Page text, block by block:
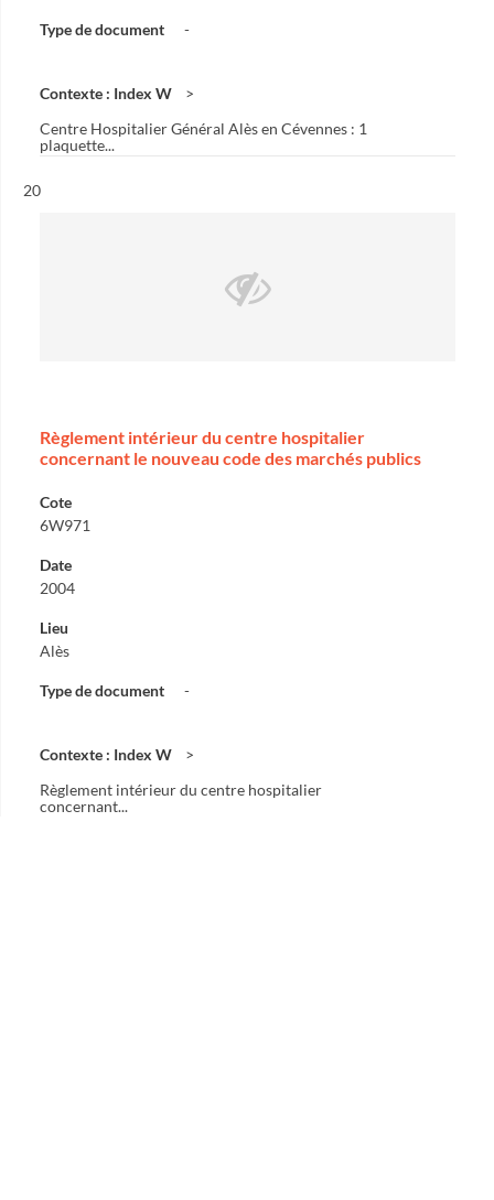
Type de document -
Contexte : Index W
Centre Hospitalier Général Alès en Cévennes : 1
plaquette...
Résultat n°
20
Règlement intérieur du centre hospitalier
concernant le nouveau code des marchés publics
Cote
6W971
Date
2004
Lieu
Alès
Type de document -
Contexte : Index W
Règlement intérieur du centre hospitalier
concernant...